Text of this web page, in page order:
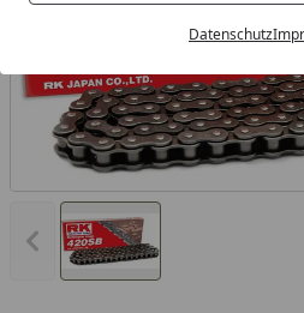
Datenschutz
Vorheriges Bild anzeigen